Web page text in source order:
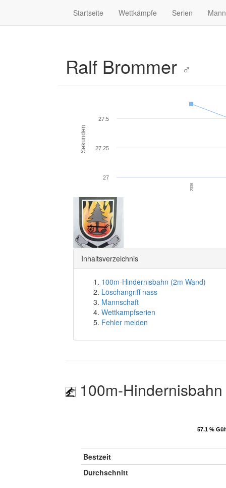
Startseite Wettkämpfe Serien
Ralf Brommer ♂
Sekunden
2006
27
27.25
27.5
Inhaltsverzeichnis
100m-Hindernisbahn (2m Wand)
Löschangriff nass
Mannschaft
Wettkampfserien
Fehler melden
100m-
57.1 %
57.1 %
Bestzeit
Durchschnitt